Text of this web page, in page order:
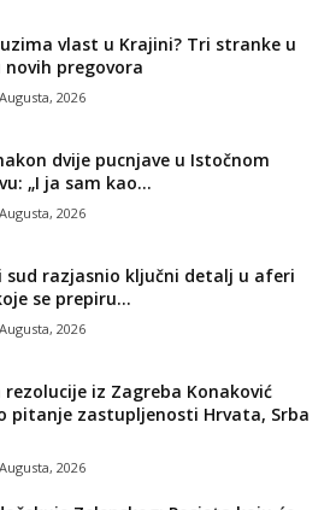
vlast u Krajini? Tri stranke u
novih pregovora
2026
dvije pucnjave u Istočnom
„I ja sam kao...
2026
sud razjasnio ključni detalj u aferi
se prepiru...
2026
rezolucije iz Zagreba Konaković
pitanje zastupljenosti Hrvata, Srba
2026